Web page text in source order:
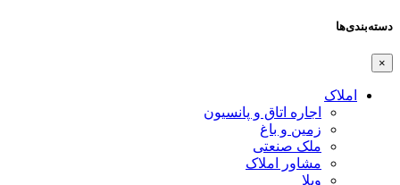
دسته‌بندی‌ها
×
املاک
اجاره اتاق و پانسیون
زمین و باغ
ملک صنعتی
مشاور املاک
ویلا